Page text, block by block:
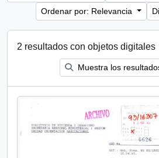
Ordenar por: Relevancia
2 resultados con objetos digitales
Muestra los